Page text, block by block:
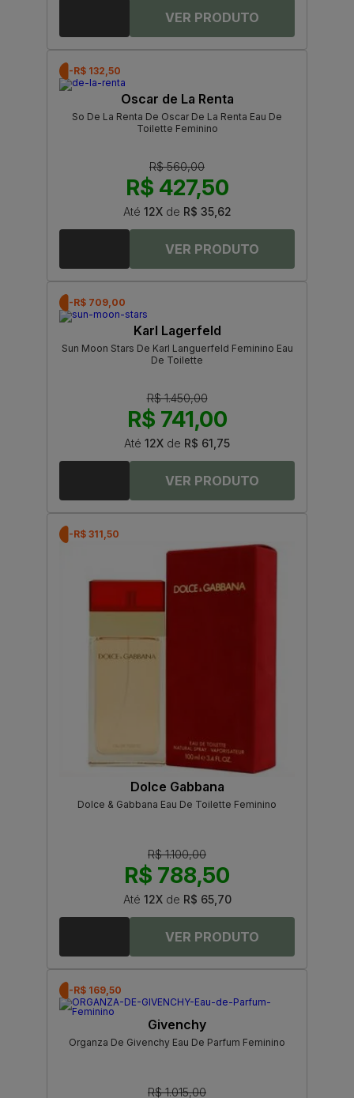
-R$ 132,50
Oscar de La Renta
So De La Renta De Oscar De La Renta Eau De
Toilette Feminino
R$ 560,00
R$ 427,50
Até 12Xde R$ 35,62
-R$ 709,00
Karl Lagerfeld
Sun Moon Stars De Karl Languerfeld Feminino Eau
De Toilette
R$ 1.450,00
R$ 741,00
Até 12X de R$ 61,75
-R$ 311,50
Dolce Gabbana
Dolce & Gabbana Eau De Toilette Feminino
R$ 1.100,00
R$ 788,50
Até 12Xde R$ 65,70
-R$ 169,50
Givenchy
Organza De Givenchy Eau De Parfum Feminino
R$ 1.015,00